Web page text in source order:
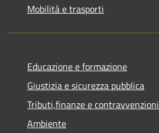
Mobilità e trasporti
Educazione e formazione
Giustizia e sicurezza pubblica
Tributi,finanze e contravvenzioni
Ambiente